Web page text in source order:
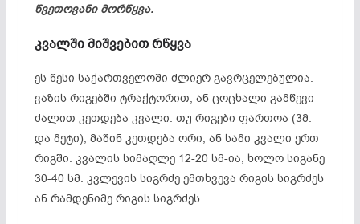
წვეთოვანი მორწყვა.
კვალშიმიშვებითრწყვა
ეს წესი საქართველოში ძლიერ გავრცელებულია.
ვაზის რიგებში ტრაქტორით, ან ცოცხალი გამწევი
ძალით კეთდება კვალი. თუ რიგები ფართოა (3მ.
და მეტი), მაშინ კეთდება ორი, ან სამი კვალი ერთ
რიგში. კვალის სიმაღლე 12-20 სმ-ია, ხოლო სიგანე
30-40 სმ. კვლევის სიგრძე ემთხვევა რიგის სიგრძეს
ან რამდენიმე რიგის სიგრძეს.